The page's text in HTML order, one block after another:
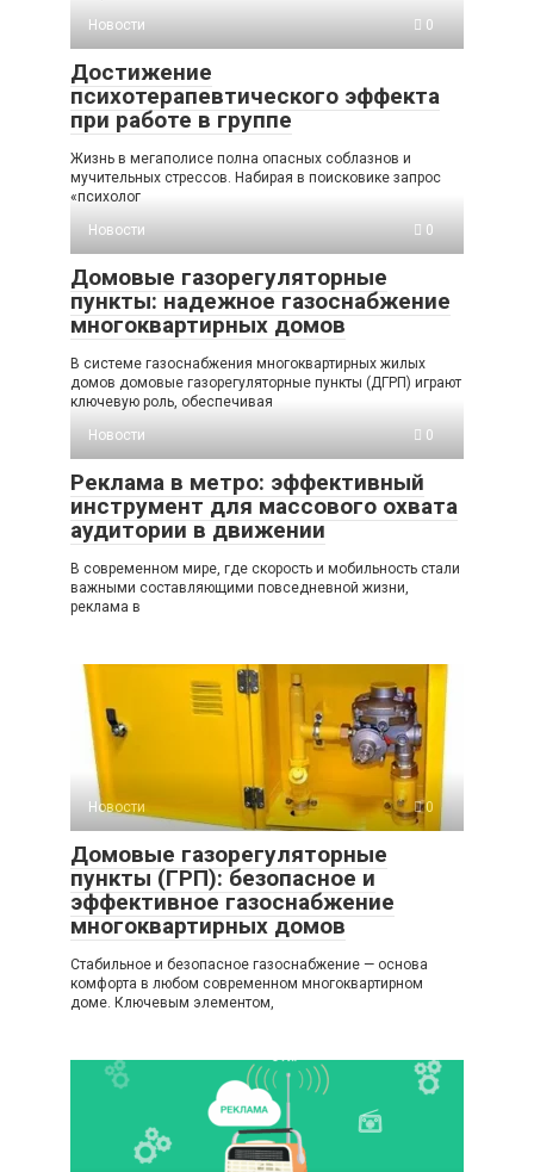
Новости
0
Достижение
психотерапевтического эффекта
при работе в группе
Жизнь в мегаполисе полна опасных соблазнов и
мучительных стрессов. Набирая в поисковике запрос
«психолог
Новости
0
Домовые газорегуляторные
пункты: надежное газоснабжение
многоквартирных домов
В системе газоснабжения многоквартирных жилых
домов домовые газорегуляторные пункты (ДГРП) играют
ключевую роль, обеспечивая
Новости
0
Реклама в метро: эффективный
инструмент для массового охвата
аудитории в движении
В современном мире, где скорость и мобильность стали
важными составляющими повседневной жизни,
реклама в
Новости 0
Домовые газорегуляторные
пункты (ГРП): безопасное и
эффективное газоснабжение
многоквартирных домов
Стабильное и безопасное газоснабжение — основа
комфорта в любом современном многоквартирном
доме. Ключевым элементом,